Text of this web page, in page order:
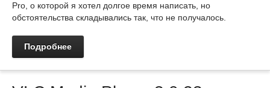
Pro, о которой я хотел долгое время написать, но
обстоятельства складывались так, что не получалось.
Подробнее